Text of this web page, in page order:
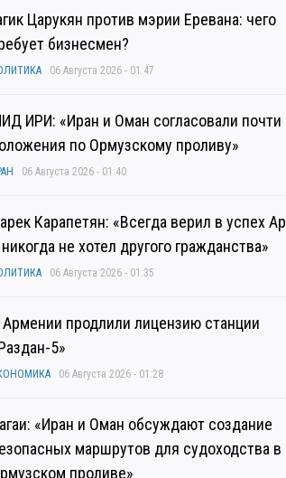
Царукян против мэрии Еревана: чего
бизнесмен?
06 Августа 2026 - 01:47
ИРИ: «Иран и Оман согласовали почти
по Ормузскому проливу»
06 Августа 2026 - 01:40
Карапетян: «Всегда верил в успех
не хотел другого гражданства»
06 Августа 2026 - 01:35
продлили лицензию станции
5»
06 Августа 2026 - 01:28
«Иран и Оман обсуждают создание
маршрутов для судоходства в
проливе»